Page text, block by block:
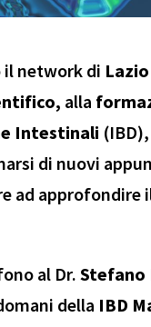
il network di
alla
Intestinali
di nuovi
ad approfondire
al Dr. Stefano
della IBD